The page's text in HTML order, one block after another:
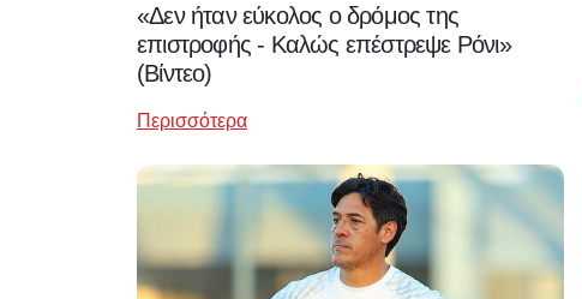
«Δεν ήταν εύκολος ο δρόμος της
επιστροφής - Καλώς επέστρεψε Ρόνι»
(Βίντεο)
Περισσότερα